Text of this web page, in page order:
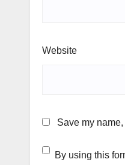
Website
Save my
By using this